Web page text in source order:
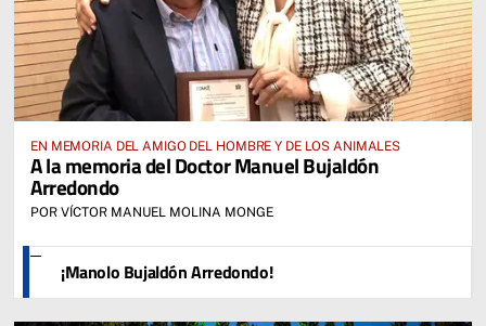
EN MEMORIA DEL AMIGO DEL HOMBRE Y DE LOS ANIMALES
A la memoria del Doctor Manuel Bujaldón
Arredondo
POR VÍCTOR MANUEL MOLINA MONGE
¡Manolo Bujaldón Arredondo!